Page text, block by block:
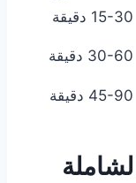
15-30 دقيقة
30-60 دقيقة
45-90 دقيقة